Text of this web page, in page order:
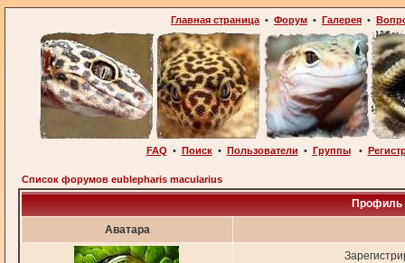
Главная страница • Форум • Галерея •
FAQ • Поиск• Пользователи • Группы•
Список форумов eublepharis macularius
Профиль
Аватара